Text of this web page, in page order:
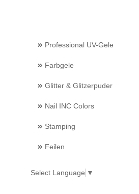
Professional UV-Gele
Farbgele
Glitter & Glitzerpuder
Nail INC Colors
Stamping
Feilen
Select Language ▼